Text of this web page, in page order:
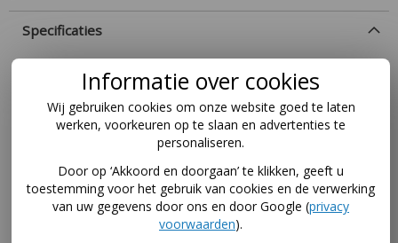
Specificaties
Information
PAD-PRIN-1108-03
3830064863269
1 doos
Groen
335 x 244 cm
(rechthoek)
Rechthoekig
Informatie over cookies
Wij gebruiken cookies om onze website goed te laten
werken, voorkeuren op te slaan en advertenties te
personaliseren.
Door op ‘Akkoord en doorgaan’ te klikken, geeft u
toestemming voor het gebruik van cookies en de verwerking
van uw gegevens door ons en door Google (privacy
voorwaarden).